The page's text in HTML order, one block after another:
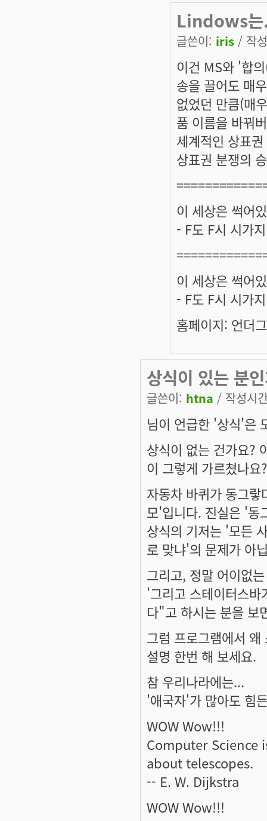
Lindows
글쓴이: iris / 작
이건 MS와 '합
송을 끌어도 매
없었던 만큼(매
품 이름을 바꿔
세계적인 상표
상표권 분쟁의
이 세상은 썩어
- F도 F시 시가
이 세상은 썩어
- F도 F시 시가
홈페이지: 언더
상식이 있는 분
글쓴이: htna / 작성시
님이 언급한 '상식'은
상식이 없는 건가요?
이 그렇게 가르쳤나요?
자동차 바퀴가 동그
모'입니다. 진실은 '동
상식의 기저는 '모든
로 맞냐'의 문제가 아
그리고, 정말 어이없
'그리고 스테이터스
다"고 하시는 분을 보
그럼 프로그램에서
설명 한번 해 보세요.
참 우리나라에는...
'애국자'가 많아도 힘
WOW Wow!!!
Computer Science
about telescopes.
-- E. W. Dijkstra
WOW Wow!!!